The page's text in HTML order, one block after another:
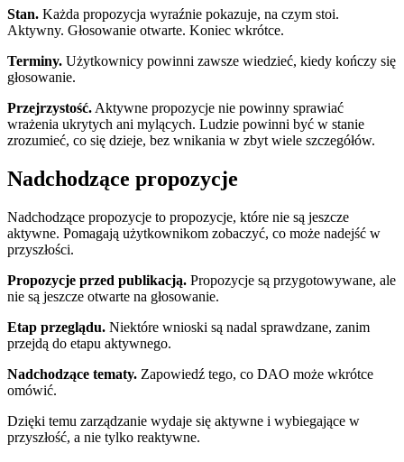
Stan. Każda propozycja wyraźnie pokazuje, na czym stoi.
Aktywny. Głosowanie otwarte. Koniec wkrótce.
Terminy. Użytkownicy powinni zawsze wiedzieć, kiedy kończy się
głosowanie.
Przejrzystość. Aktywne propozycje nie powinny sprawiać
wrażenia ukrytych ani mylących. Ludzie powinni być w stanie
zrozumieć, co się dzieje, bez wnikania w zbyt wiele szczegółów.
Nadchodzące propozycje
Nadchodzące propozycje to propozycje, które nie są jeszcze
aktywne. Pomagają użytkownikom zobaczyć, co może nadejść w
przyszłości.
Propozycje przed publikacją. Propozycje są przygotowywane, ale
nie są jeszcze otwarte na głosowanie.
Etap przeglądu. Niektóre wnioski są nadal sprawdzane, zanim
przejdą do etapu aktywnego.
Nadchodzące tematy. Zapowiedź tego, co DAO może wkrótce
omówić.
Dzięki temu zarządzanie wydaje się aktywne i wybiegające w
przyszłość, a nie tylko reaktywne.